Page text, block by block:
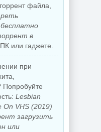
файла,
в
или гаджете.
при
Попробуйте
Lesbian
On VHS (2019)
загрузить
или